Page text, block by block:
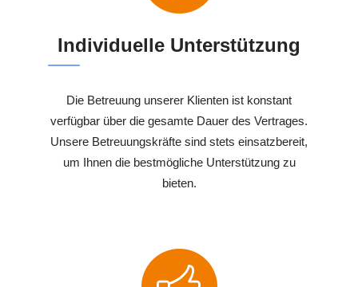
Individuelle Unterstützung
Die Betreuung unserer Klienten ist konstant
verfügbar über die gesamte Dauer des Vertrages.
Unsere Betreuungskräfte sind stets einsatzbereit,
um Ihnen die bestmögliche Unterstützung zu
bieten.